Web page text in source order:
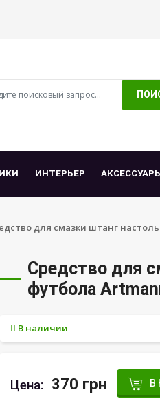
ИНТЕРЬЕР
для смазки штанг
Средство для
футбола
В наличии
Цена: 370 грн В